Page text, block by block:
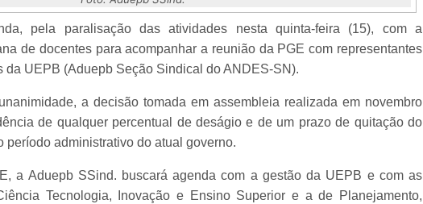
pela paralisação das atividades nesta quinta-feira (15), com a
de docentes para acompanhar a reunião da PGE com representantes
da UEPB (Aduepb Seção Sindical do ANDES-SN).
a decisão tomada em assembleia realizada em novembro
de qualquer percentual de deságio e de um prazo de quitação do
período administrativo do atual governo.
a Aduepb SSind. buscará agenda com a gestão da UEPB e com as
Tecnologia, Inovação e Ensino Superior e a de Planejamento,